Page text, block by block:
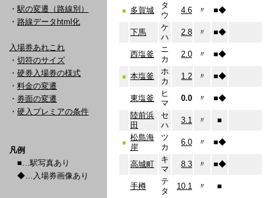
・ 駅の変遷（路線別）
・ 路線データhtml化
入場券あれこれ
・ 切符のサイズ
・ 硬券入場券の様式
・ 料金の変遷
・ 券面の変遷
・ 硬入プレミアの条件
凡例
■…駅写真あり
◆…入場券画像あり
● 多賀城
タ
ウ
4.6 〃 ■◆
下馬
ケ
ハ
2.8 〃 ■◆
西塩釜
ニ
カ
2.0 〃 ■◆
● 本塩釜
ホ
カ
1.2 〃 ■◆
東塩釜
ヒ
マ
0.0 〃 ■◆
陸前浜
田
セ
ハ
3.1 〃 ■
●
松島海
岸
ツ
カ
6.0 〃 ■◆
高城町
キ
マ
8.3 〃 ■◆
手樽
テ
タ
10.1 〃
■